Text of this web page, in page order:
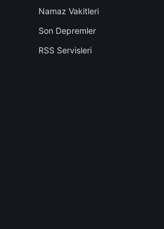
Namaz Vakitleri
Son Depremler
RSS Servisleri